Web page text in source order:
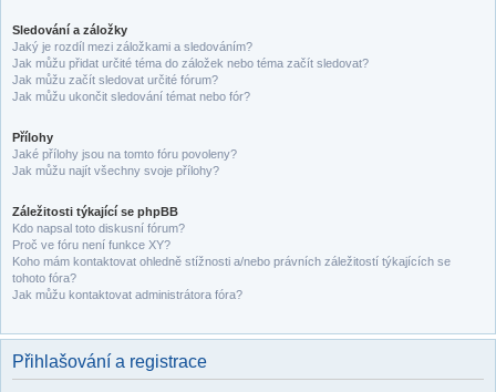
Sledování a záložky
Jaký je rozdíl mezi záložkami a sledováním?
Jak můžu přidat určité téma do záložek nebo téma začít sledovat?
Jak můžu začít sledovat určité fórum?
Jak můžu ukončit sledování témat nebo fór?
Přílohy
Jaké přílohy jsou na tomto fóru povoleny?
Jak můžu najít všechny svoje přílohy?
Záležitosti týkající se phpBB
Kdo napsal toto diskusní fórum?
Proč ve fóru není funkce XY?
Koho mám kontaktovat ohledně stížnosti a/nebo právních záležitostí týkajících se
tohoto fóra?
Jak můžu kontaktovat administrátora fóra?
Přihlašování a registrace